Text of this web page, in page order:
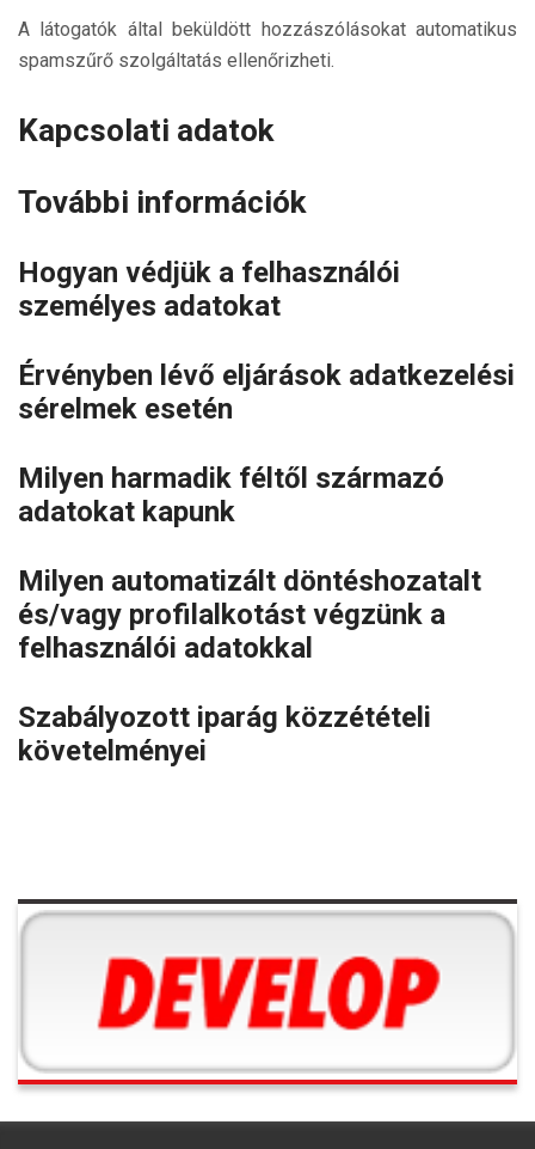
A látogatók által beküldött hozzászólásokat automatikus
spamszűrő szolgáltatás ellenőrizheti.
Kapcsolati adatok
További információk
Hogyan védjük a felhasználói
személyes adatokat
Érvényben lévő eljárások adatkezelési
sérelmek esetén
Milyen harmadik féltől származó
adatokat kapunk
Milyen automatizált döntéshozatalt
és/vagy profilalkotást végzünk a
felhasználói adatokkal
Szabályozott iparág közzétételi
követelményei